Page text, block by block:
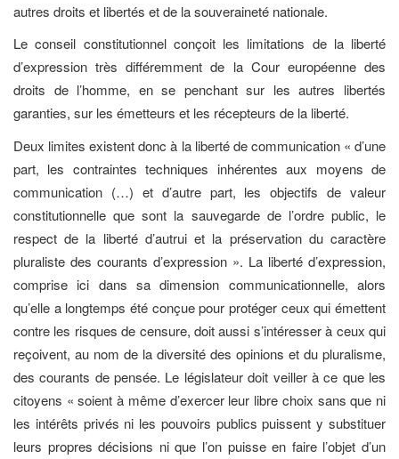
autres droits et libertés et de la souveraineté nationale.
Le conseil constitutionnel conçoit les limitations de la liberté
d’expression très différemment de la Cour européenne des
droits de l’homme, en se penchant sur les autres libertés
garanties, sur les émetteurs et les récepteurs de la liberté.
Deux limites existent donc à la liberté de communication « d’une
part, les contraintes techniques inhérentes aux moyens de
communication (…) et d’autre part, les objectifs de valeur
constitutionnelle que sont la sauvegarde de l’ordre public, le
respect de la liberté d’autrui et la préservation du caractère
pluraliste des courants d’expression ». La liberté d’expression,
comprise ici dans sa dimension communicationnelle, alors
qu’elle a longtemps été conçue pour protéger ceux qui émettent
contre les risques de censure, doit aussi s’intéresser à ceux qui
reçoivent, au nom de la diversité des opinions et du pluralisme,
des courants de pensée. Le législateur doit veiller à ce que les
citoyens « soient à même d’exercer leur libre choix sans que ni
les intérêts privés ni les pouvoirs publics puissent y substituer
leurs propres décisions ni que l’on puisse en faire l’objet d’un